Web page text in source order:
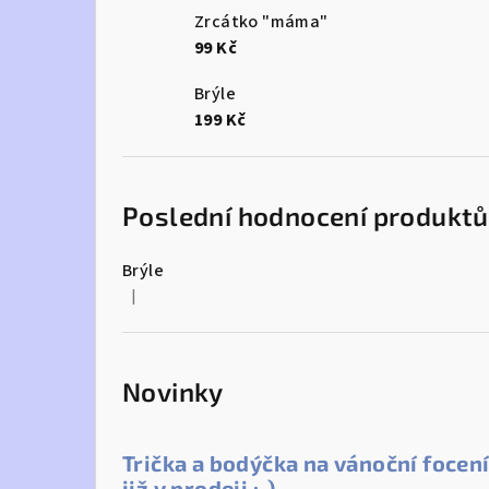
Zrcátko "máma"
99 Kč
Brýle
199 Kč
Poslední hodnocení produktů
Brýle
Hodnocení produktu je 5 z 5 hvězdiček.
Novinky
Trička a bodýčka na vánoční focení